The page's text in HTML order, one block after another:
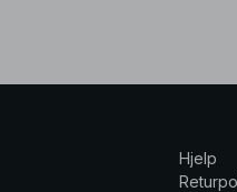
Hjelp